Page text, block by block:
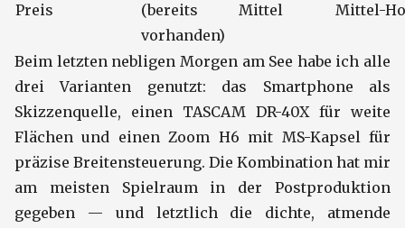
Preis
(bereits
vorhanden)
Mittel Mittel-
Beim letzten nebligen Morgen am See habe ich alle
drei Varianten genutzt: das Smartphone als
Skizzenquelle, einen TASCAM DR-40X für weite
Flächen und einen Zoom H6 mit MS-Kapsel für
präzise Breitensteuerung. Die Kombination hat mir
am meisten Spielraum in der Postproduktion
gegeben — und letztlich die dichte, atmende